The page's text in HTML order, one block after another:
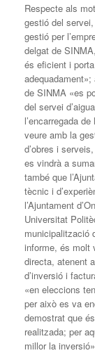
Respecte als
gestió del
gestió per
delgat de SINMA,
és eficient i
de SINMA «es
del servei
l’encarregada
veure amb la
d’obres i
es vindrà a
també que
tècnic i
l’Ajuntament
Universitat
municipalització
informe, és molt
directa, atenent
d’inversió i
«en eleccions
per això es va
demostrat que
realitzada; per
millor la